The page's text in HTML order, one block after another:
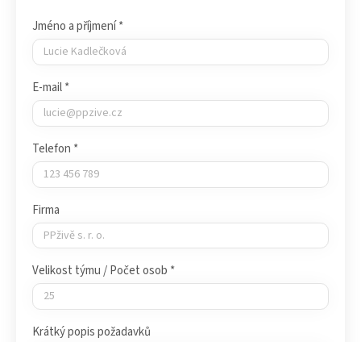
Jméno a příjmení *
E-mail *
Telefon *
Firma
Velikost týmu / Počet osob *
Krátký popis požadavků